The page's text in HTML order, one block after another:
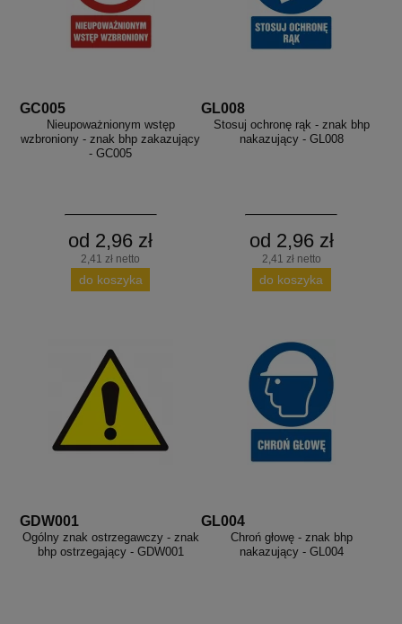
GC005
Nieupoważnionym wstęp
wzbroniony - znak bhp zakazujący
- GC005
od 2,96 zł
2,41 zł netto
do koszyka
GL008
Stosuj ochronę rąk - znak bhp
nakazujący - GL008
od 2,96 zł
2,41 zł netto
do koszyka
GDW001
Ogólny znak ostrzegawczy - znak
bhp ostrzegający - GDW001
GL004
Chroń głowę - znak bhp
nakazujący - GL004